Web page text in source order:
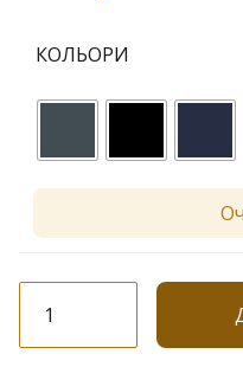
КОЛЬОРИ
Lores
"Cashmere"